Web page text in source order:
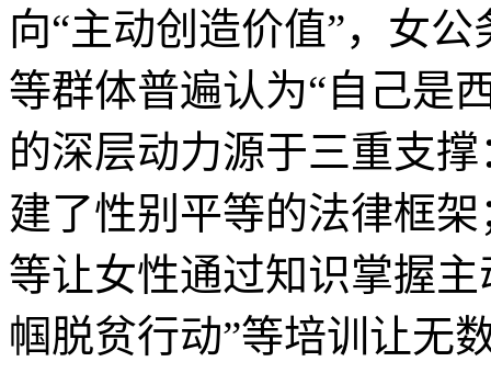
向“主动创造价值”，女
等群体普遍认为“自己是
的深层动力源于三重支
建了性别平等的法律框
等让女性通过知识掌握
帼脱贫行动”等培训让无